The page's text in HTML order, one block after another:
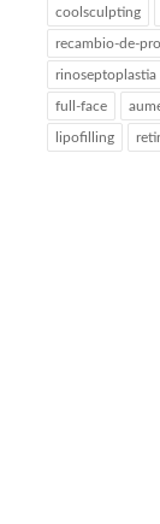
coolsculpting
recambio-de-
rinoseptoplastia
full-face
lipofilling